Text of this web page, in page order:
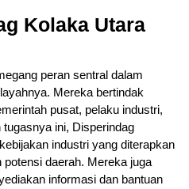
Kolaka Utara
peran sentral dalam
Mereka bertindak
pusat, pelaku industri,
ini, Disperindag
industri yang diterapkan
daerah. Mereka juga
informasi dan bantuan